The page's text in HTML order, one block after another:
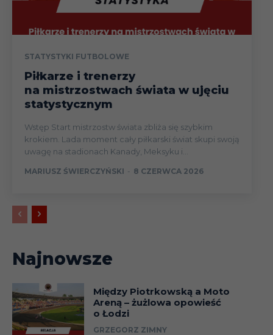
STATYSTYKI FUTBOLOWE
Piłkarze i trenerzy
na mistrzostwach świata w ujęciu
statystycznym
Wstęp Start mistrzostw świata zbliża się szybkim
krokiem. Lada moment cały piłkarski świat skupi swoją
uwagę na stadionach Kanady, Meksyku i...
MARIUSZ ŚWIERCZYŃSKI - 8 CZERWCA 2026
Najnowsze
Między Piotrkowską a Moto
Areną – żużlowa opowieść
o Łodzi
GRZEGORZ ZIMNY